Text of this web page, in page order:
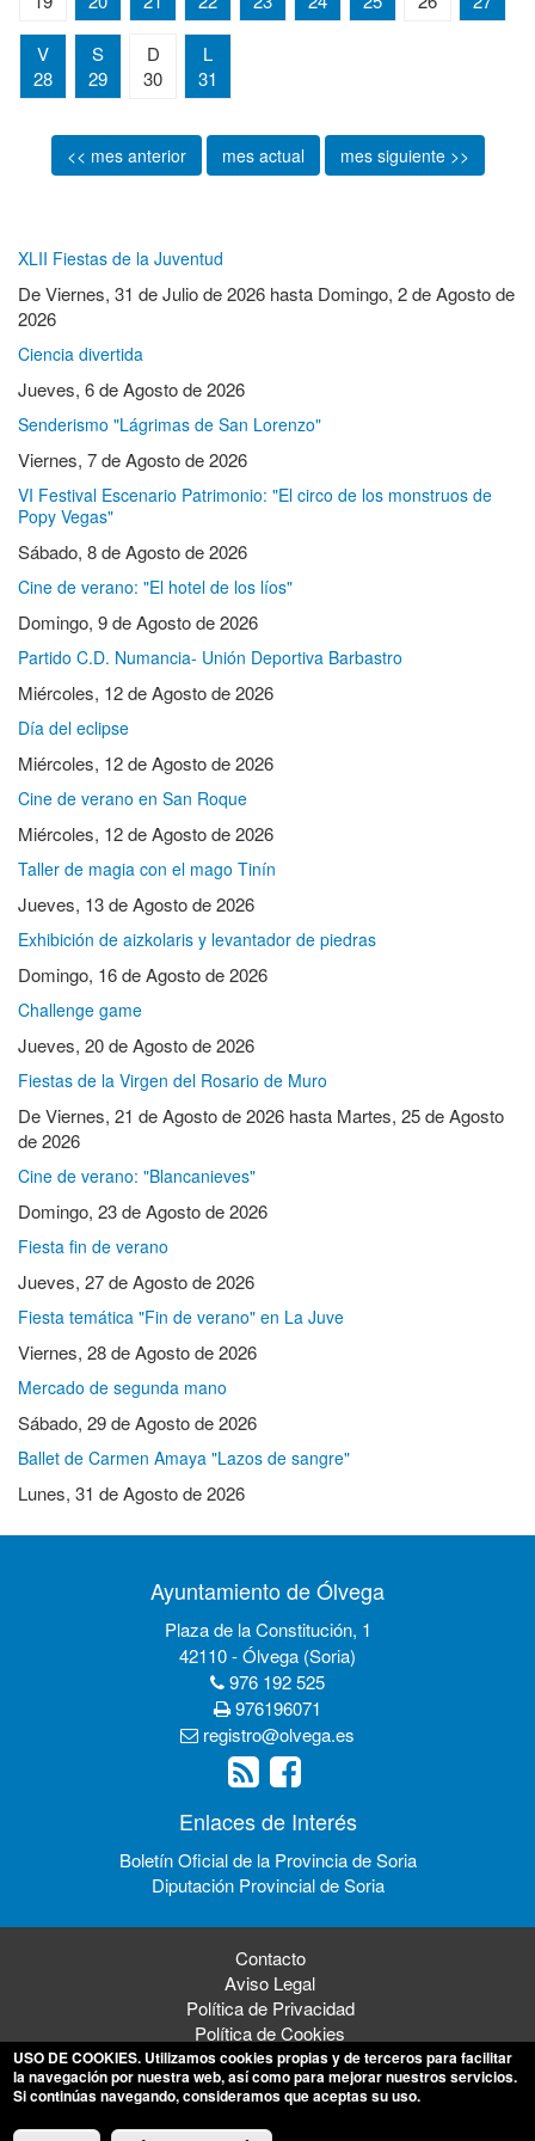
V
28
S
29
D
30
L
31
<< mes anterior mes actual mes siguiente >>
XLII Fiestas de la Juventud
DeViernes, 31 de Julio de 2026 hasta Domingo, 2 de Agosto de
2026
Ciencia divertida
Jueves, 6 de Agosto de 2026
Senderismo "Lágrimas de San Lorenzo"
Viernes, 7 de Agosto de 2026
VI Festival Escenario Patrimonio: "El circo de los monstruos de
Popy Vegas"
Sábado, 8 de Agosto de 2026
Cine de verano: "El hotel de los líos"
Domingo, 9 de Agosto de 2026
Partido C.D. Numancia- Unión Deportiva Barbastro
Miércoles, 12 de Agosto de 2026
Día del eclipse
Miércoles, 12 de Agosto de 2026
Cine de verano en San Roque
Miércoles, 12 de Agosto de 2026
Taller de magia con el mago Tinín
Jueves, 13 de Agosto de 2026
Exhibición de aizkolaris y levantador de piedras
Domingo, 16 de Agosto de 2026
Challenge game
Jueves, 20 de Agosto de 2026
Fiestas de la Virgen del Rosario de Muro
DeViernes, 21 de Agosto de 2026 hasta Martes, 25 de Agosto
de 2026
Cine de verano: "Blancanieves"
Domingo, 23 de Agosto de 2026
Fiesta fin de verano
Jueves, 27 de Agosto de 2026
Fiesta temática "Fin de verano" en La Juve
Viernes, 28 de Agosto de 2026
Mercado de segunda mano
Sábado, 29 de Agosto de 2026
Ballet de Carmen Amaya "Lazos de sangre"
Lunes, 31 de Agosto de 2026
Ayuntamiento de Ólvega
Plaza de la Constitución, 1
42110 - Ólvega (Soria)
976 192 525
976196071
registro@olvega.es
Enlaces de Interés
Boletín Oficial de la Provincia de Soria
Diputación Provincial de Soria
Contacto
Aviso Legal
Política de Privacidad
Política de Cookies
© 2026 Ayuntamiento de Ólvega
USO DE COOKIES. Utilizamos cookies propias y de terceros para facilitar
la navegación por nuestra web, así como para mejorar nuestros servicios.
Si continúas navegando, consideramos que aceptas su uso.